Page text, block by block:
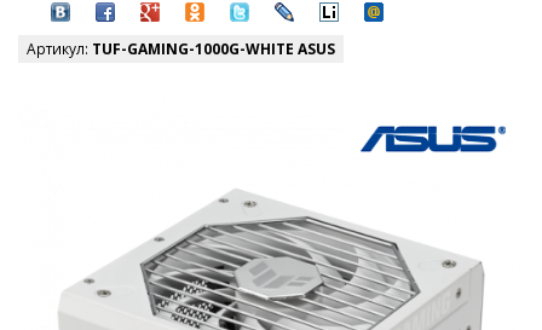
Артикул: TUF-GAMING-1000G-WHITE ASUS